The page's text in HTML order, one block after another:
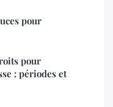
pour
pour
: périodes et